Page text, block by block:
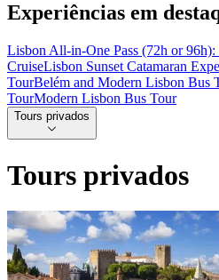
Experiências em
Lisbon All-in-One Pass (72h or
CruiseLisbon Sunset Catamaran
TourBelém and Modern Lisbon Bus
TourModern Lisbon Bus Tour
Tours privados
Tours privados